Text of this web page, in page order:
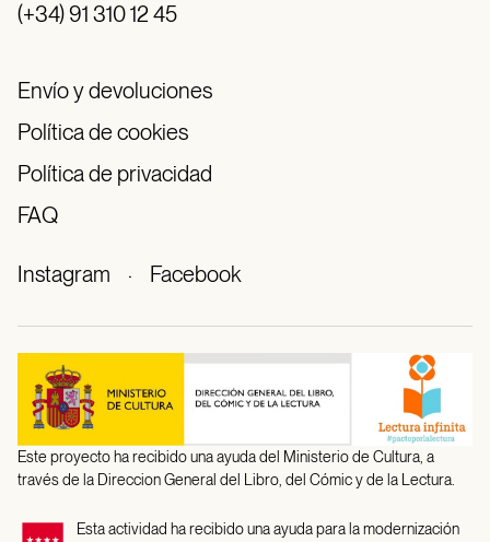
(+34) 91 310 12 45
Envío y devoluciones
Política de cookies
Política de privacidad
FAQ
Instagram · Facebook
Este proyecto ha recibido una ayuda del Ministerio de Cultura, a
través de la Direccion General del Libro, del Cómic y de la Lectura.
Esta actividad ha recibido una ayuda para la modernización